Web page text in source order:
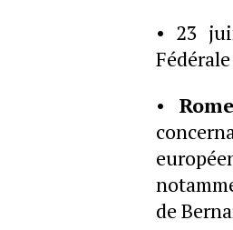
• 23
• Rome
de